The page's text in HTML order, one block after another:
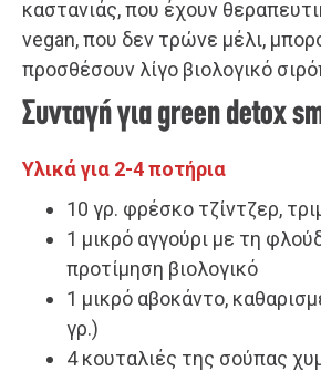
καστανιάς, που έχουν
vegan, που δεν τρώνε μέλι,
προσθέσουν λίγο βιολογικό
Συνταγή για green detox
Υλικά για 2-4 ποτήρια
10 γρ. φρέσκο τζίντζερ,
1 μικρό αγγούρι με τη
προτίμηση βιολογικό
1 μικρό αβοκάντο,
γρ.)
4 κουταλιές της σούπας